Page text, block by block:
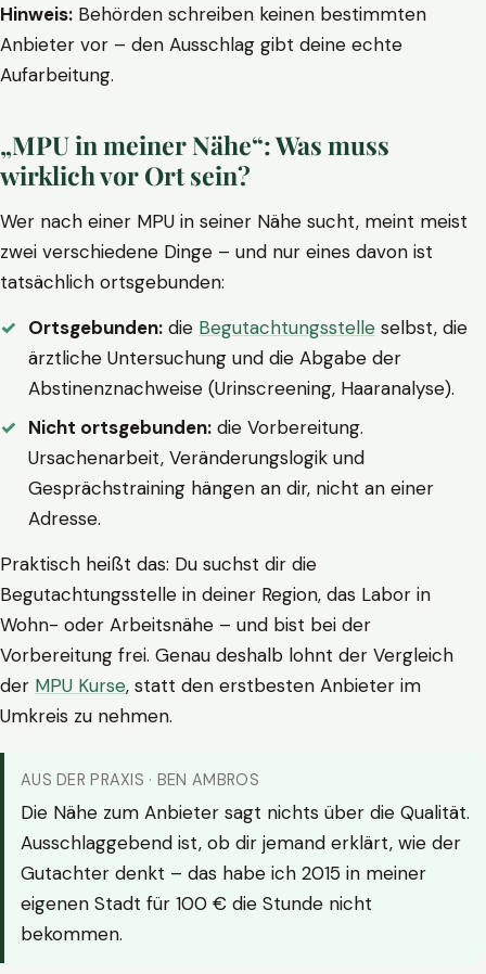
Hinweis: Behörden schreiben keinen bestimmten
Anbieter vor – den Ausschlag gibt deine echte
Aufarbeitung.
„MPU in meiner Nähe“: Was muss
wirklich vor Ort sein?
Wer nach einer MPU in seiner Nähe sucht, meint meist
zwei verschiedene Dinge – und nur eines davon ist
tatsächlich ortsgebunden:
Ortsgebunden: die Begutachtungsstelle selbst, die
ärztliche Untersuchung und die Abgabe der
Abstinenznachweise (Urinscreening, Haaranalyse).
Nicht ortsgebunden: die Vorbereitung.
Ursachenarbeit, Veränderungslogik und
Gesprächstraining hängen an dir, nicht an einer
Adresse.
Praktisch heißt das: Du suchst dir die
Begutachtungsstelle in deiner Region, das Labor in
Wohn- oder Arbeitsnähe – und bist bei der
Vorbereitung frei. Genau deshalb lohnt der Vergleich
der MPU Kurse, statt den erstbesten Anbieter im
Umkreis zu nehmen.
AUS DER PRAXIS · BEN AMBROS
Die Nähe zum Anbieter sagt nichts über die Qualität.
Ausschlaggebend ist, ob dir jemand erklärt, wie der
Gutachter denkt – das habe ich 2015 in meiner
eigenen Stadt für 100 € die Stunde nicht
bekommen.